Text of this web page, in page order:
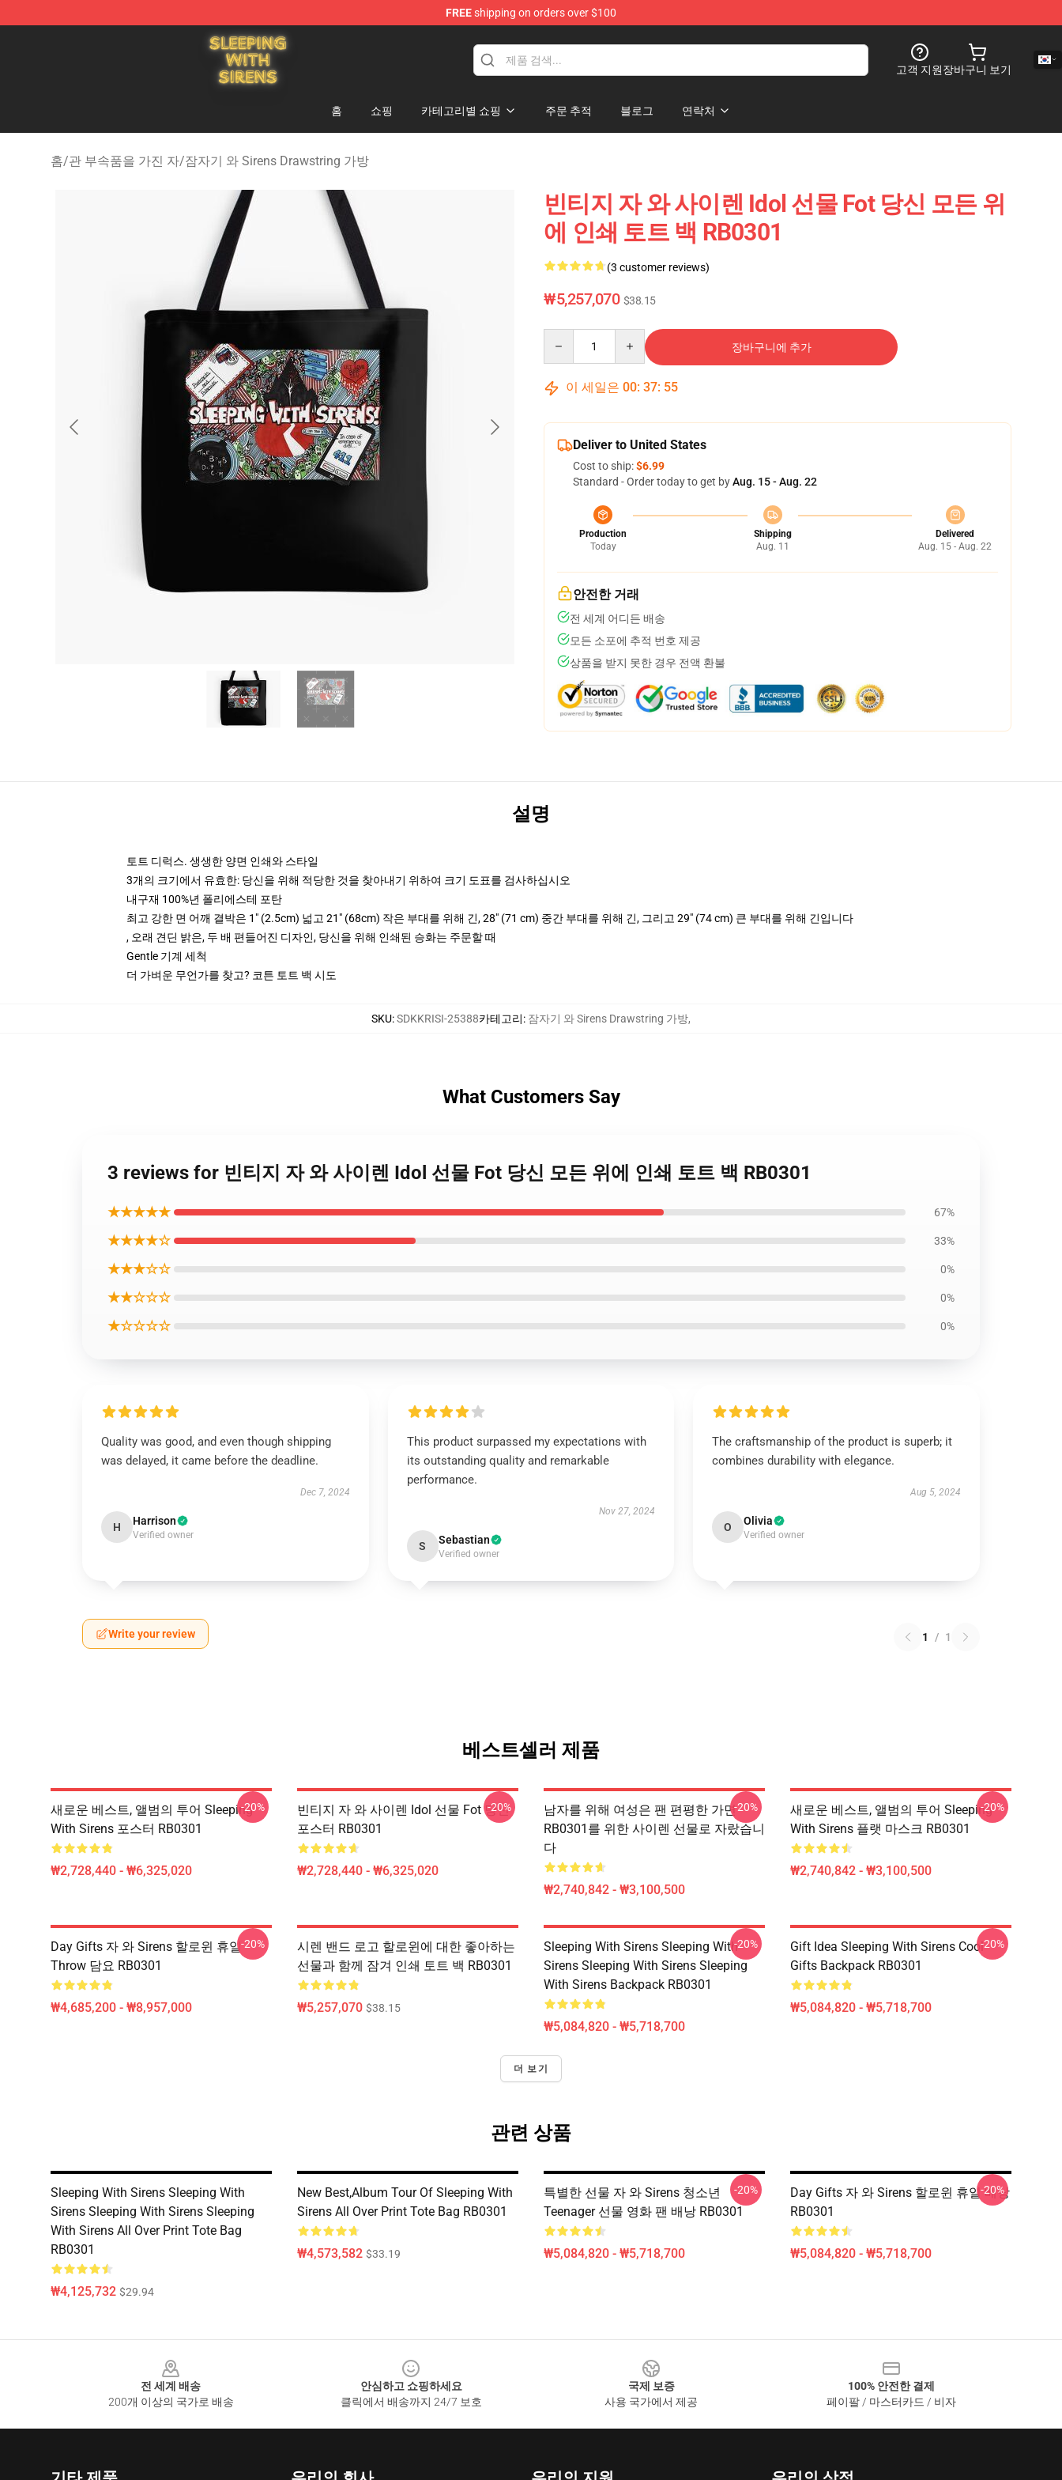
FREEshipping on orders over $100
Sleeping With Sirens Store - Official Sleeping With Sirens Merchandise Shop
고객 지원장바구니 보기
홈 쇼핑 카테고리별 쇼핑 주문 추적 블로그 연락처
홈/관 부속품을 가진 자/잠자기 와 Sirens Drawstring 가방
빈티지 자 와 사이렌 Idol 선물 Fot 당신 모든 위
에 인쇄 토트 백 RB0301
(3 customer reviews)
₩5,257,070 $38.15
장바구니에 추가
이 세일은 00: 37: 54
Deliver to United States
Cost to ship:$6.99
Standard - Order today to get byAug. 15 - Aug. 22
Production
Today
Shipping
Aug. 11
Delivered
Aug. 15 - Aug. 22
안전한 거래
전 세계 어디든 배송
모든 소포에 추적 번호 제공
상품을 받지 못한 경우 전액 환불
설명
토트 디럭스. 생생한 양면 인쇄와 스타일
3개의 크기에서 유효한: 당신을 위해 적당한 것을 찾아내기 위하여 크기 도표를 검사하십시오
내구재 100%년 폴리에스테 포탄
최고 강한 면 어깨 결박은 1" (2.5cm) 넓고 21" (68cm) 작은 부대를 위해 긴, 28" (71 cm) 중간 부대를 위해 긴, 그리고 29" (74 cm) 큰 부대를 위해 긴입니다
, 오래 견딘 밝은, 두 배 편들어진 디자인, 당신을 위해 인쇄된 승화는 주문할 때
Gentle 기계 세척
더 가벼운 무언가를 찾고? 코튼 토트 백 시도
SKU:SDKKRISI-25388카테고리: 잠자기 와 Sirens Drawstring 가방,
What Customers Say
3 reviews for 빈티지 자 와 사이렌 Idol 선물 Fot 당신 모든 위에 인쇄 토트 백 RB0301
★★★★★ 67%
★★★★☆ 33%
★★★☆☆ 0%
★★☆☆☆ 0%
★☆☆☆☆ 0%
Quality was good, and even though shipping
was delayed, it came before the deadline.
Dec 7, 2024
H Harrison
Verified owner
This product surpassed my expectations with
its outstanding quality and remarkable
performance.
Nov 27, 2024
S Sebastian
Verified owner
The craftsmanship of the product is superb; it
combines durability with elegance.
Aug 5, 2024
O Olivia
Verified owner
Write your review 1 / 1
베스트셀러 제품
새로운 베스트, 앨범의 투어 Sleeping
With Sirens 포스터 RB0301
₩2,728,440 - ₩6,325,020
-20%
빈티지 자 와 사이렌 Idol 선물 Fot 당신
포스터 RB0301
₩2,728,440 - ₩6,325,020
-20%
남자를 위해 여성은 팬 편평한 가면
RB0301를 위한 사이렌 선물로 자랐습니
다
₩2,740,842 - ₩3,100,500
-20%
새로운 베스트, 앨범의 투어 Sleeping
With Sirens 플랫 마스크 RB0301
₩2,740,842 - ₩3,100,500
-20%
Day Gifts 자 와 Sirens 할로윈 휴일
Throw 담요 RB0301
₩4,685,200 - ₩8,957,000
-20%
시렌 밴드 로고 할로윈에 대한 좋아하는
선물과 함께 잠겨 인쇄 토트 백 RB0301
₩5,257,070 $38.15
Sleeping With Sirens Sleeping With
Sirens Sleeping With Sirens Sleeping
With Sirens Backpack RB0301
₩5,084,820 - ₩5,718,700
-20%
Gift Idea Sleeping With Sirens Cool
Gifts Backpack RB0301
₩5,084,820 - ₩5,718,700
-20%
더 보기
관련 상품
Sleeping With Sirens Sleeping With
Sirens Sleeping With Sirens Sleeping
With Sirens All Over Print Tote Bag
RB0301
₩4,125,732 $29.94
New Best,album Tour Of Sleeping With
Sirens All Over Print Tote Bag RB0301
₩4,573,582 $33.19
특별한 선물 자 와 Sirens 청소년
Teenager 선물 영화 팬 배낭 RB0301
₩5,084,820 - ₩5,718,700
-20%
Day Gifts 자 와 Sirens 할로윈 휴일 배낭
RB0301
₩5,084,820 - ₩5,718,700
-20%
전 세계 배송
200개 이상의 국가로 배송
안심하고 쇼핑하세요
클릭에서 배송까지 24/7 보호
국제 보증
사용 국가에서 제공
100% 안전한 결제
페이팔 / 마스터카드 / 비자